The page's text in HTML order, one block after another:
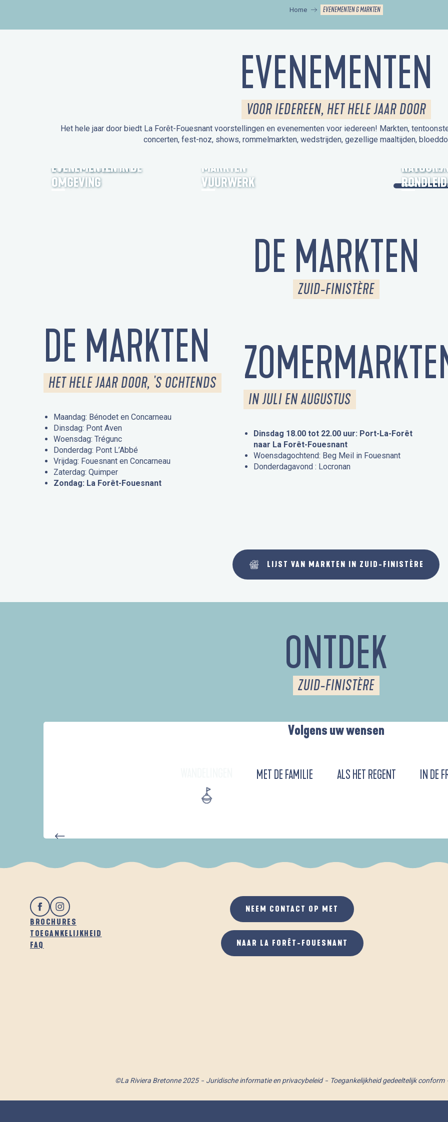
Home EVENEMENTEN & MARKTEN
EVENEMENTEN
VOOR IEDEREEN, HET HELE JAAR DOOR
Het hele jaar door biedt La Forêt-Fouesnant voorstellingen en evenementen voor iedereen! Markten,
concerten, fest-noz, shows, rommelmarkten, wedstrijden, gezellige maaltijden,
FORÊT-FOUESNANT
EVENEMENTEN IN DE
OMGEVING
MARKTEN
VUURWERK
OPEN
NATUUR /
DE MARKTEN
ZUID-FINISTÈRE
DE MARKTEN
HET HELE JAAR DOOR, 'S OCHTENDS
Maandag: Bénodet en Concarneau
Dinsdag: Pont Aven
Woensdag: Trégunc
Donderdag: Pont L’Abbé
Vrijdag: Fouesnant en Concarneau
Zaterdag: Quimper
Zondag: La Forêt-Fouesnant
IN JULI EN AUGUSTUS
Dinsdag 18.00 tot 22.00 uur: Port-La-Forêt
naar La Forêt-Fouesnant
Woensdagochtend: Beg Meil in Fouesnant
Donderdagavond : Locronan
LIJST VAN MARKTEN IN ZUID-FINISTÈRE
ONTDEK
ZUID-FINISTÈRE
Volgens uw wensen
MET DE FAMILIE ALS HET REGENT IN DE
BROCHURES
TOEGANKELIJKHEID
FAQ
NEEM CONTACT OP MET
NAAR LA FORÊT-FOUESNANT
©La Riviera Bretonne 2025 Juridische informatie en privacybeleid Toegankelijkheid gedeeltelijk conform